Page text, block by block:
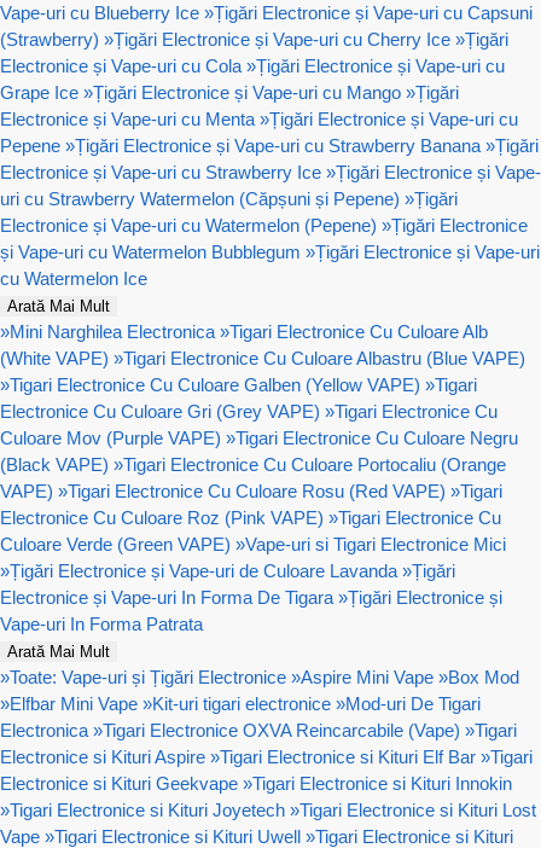
Vape-uri cu Blueberry Ice »Țigări Electronice și Vape-uri cu Capsuni
(Strawberry) »Țigări Electronice și Vape-uri cu Cherry Ice »Țigări
Electronice și Vape-uri cu Cola »Țigări Electronice și Vape-uri cu
Grape Ice »Țigări Electronice și Vape-uri cu Mango »Țigări
Electronice și Vape-uri cu Menta »Țigări Electronice și Vape-uri cu
Pepene »Țigări Electronice și Vape-uri cu Strawberry Banana »Țigări
Electronice și Vape-uri cu Strawberry Ice »Țigări Electronice și Vape-
uri cu Strawberry Watermelon (Căpșuni și Pepene) »Țigări
Electronice și Vape-uri cu Watermelon (Pepene) »Țigări Electronice
și Vape-uri cu Watermelon Bubblegum »Țigări Electronice și Vape-uri
cu Watermelon Ice
Arată Mai Mult
»Mini Narghilea Electronica »Tigari Electronice Cu Culoare Alb
(White VAPE) »Tigari Electronice Cu Culoare Albastru (Blue VAPE)
»Tigari Electronice Cu Culoare Galben (Yellow VAPE) »Tigari
Electronice Cu Culoare Gri (Grey VAPE) »Tigari Electronice Cu
Culoare Mov (Purple VAPE) »Tigari Electronice Cu Culoare Negru
(Black VAPE) »Tigari Electronice Cu Culoare Portocaliu (Orange
VAPE) »Tigari Electronice Cu Culoare Rosu (Red VAPE) »Tigari
Electronice Cu Culoare Roz (Pink VAPE) »Tigari Electronice Cu
Culoare Verde (Green VAPE) »Vape-uri si Tigari Electronice Mici
»Țigări Electronice și Vape-uri de Culoare Lavanda »Țigări
Electronice și Vape-uri In Forma De Tigara »Țigări Electronice și
Vape-uri In Forma Patrata
Arată Mai Mult
»Toate: Vape-uri și Țigări Electronice »Aspire Mini Vape »Box Mod
»Elfbar Mini Vape »Kit-uri tigari electronice »Mod-uri De Tigari
Electronica »Tigari Electronice OXVA Reincarcabile (Vape) »Tigari
Electronice si Kituri Aspire »Tigari Electronice si Kituri Elf Bar »Tigari
Electronice si Kituri Geekvape »Tigari Electronice si Kituri Innokin
»Tigari Electronice si Kituri Joyetech »Tigari Electronice si Kituri Lost
Vape »Tigari Electronice si Kituri Uwell »Tigari Electronice si Kituri